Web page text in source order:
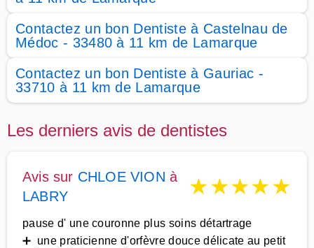
Contactez un bon Dentiste à Castelnau de
Médoc - 33480 à 11 km de Lamarque
Contactez un bon Dentiste à Gauriac -
33710 à 11 km de Lamarque
Les derniers avis de dentistes
Avis sur CHLOE VION à
LABRY
★★★★★
pause d' une couronne plus soins détartrage
➕ une praticienne d'orfèvre douce délicate au petit